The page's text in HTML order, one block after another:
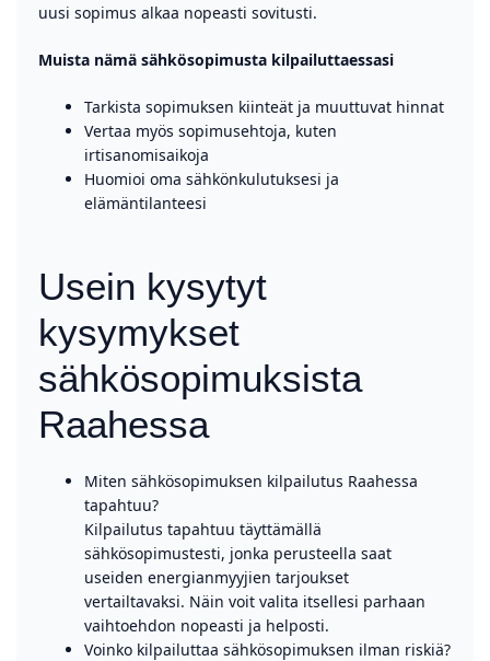
uusi sopimus alkaa nopeasti sovitusti.
Muista nämä sähkösopimusta kilpailuttaessasi
Tarkista sopimuksen kiinteät ja muuttuvat hinnat
Vertaa myös sopimusehtoja, kuten
irtisanomisaikoja
Huomioi oma sähkönkulutuksesi ja
elämäntilanteesi
Usein kysytyt
kysymykset
sähkösopimuksista
Raahessa
Miten sähkösopimuksen kilpailutus Raahessa
tapahtuu?
Kilpailutus tapahtuu täyttämällä
sähkösopimustesti, jonka perusteella saat
useiden energianmyyjien tarjoukset
vertailtavaksi. Näin voit valita itsellesi parhaan
vaihtoehdon nopeasti ja helposti.
Voinko kilpailuttaa sähkösopimuksen ilman riskiä?